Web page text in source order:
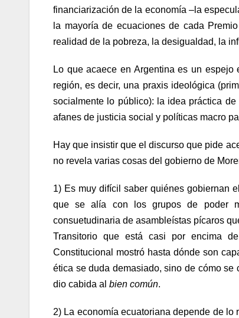
financiarización de la economía –la
la mayoría de ecuaciones de cada
realidad de la pobreza, la desigualdad, la
Lo que acaece en Argentina es un
región, es decir, una praxis ideológica
socialmente lo público): la idea práctica
afanes de justicia social y políticas macro
Hay que insistir que el discurso que pide
no revela varias cosas del gobierno de
1) Es muy difícil saber quiénes gobiernan
que se alía con los grupos de poder
consuetudinaria de asambleístas pícaros
Transitorio que está casi por encima
Constitucional mostró hasta dónde son
ética se duda demasiado, sino de cómo se
dio cabida al bien común.
2) La economía ecuatoriana depende de